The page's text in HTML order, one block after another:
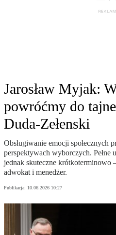
Jarosław Myjak:
powróćmy do
Duda-Zełenski
Obsługiwanie emocji społecznych
perspektywach wyborczych. Pełne
jednak skuteczne krótkoterminowo
adwokat i menedżer.
Publikacja: 10.06.2026 10:27